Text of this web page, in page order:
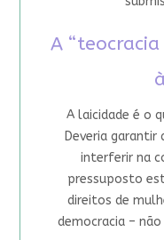
A
A laicidade é o
Deveria garantir
interferir na
pressuposto
direitos de
democracia –